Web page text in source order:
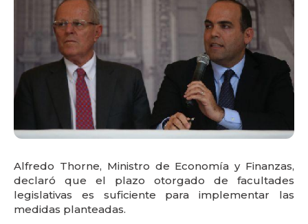
Alfredo Thorne, Ministro de Economía y Finanzas,
declaró que el plazo otorgado de facultades
legislativas es suficiente para implementar las
medidas planteadas.